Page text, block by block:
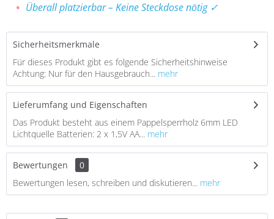
Überall platzierbar – Keine Steckdose nötig ✓
Sicherheitsmerkmale
Für dieses Produkt gibt es folgende Sicherheitshinweise
Achtung: Nur für den Hausgebrauch... mehr
Lieferumfang und Eigenschaften
Das Produkt besteht aus einem Pappelsperrholz 6mm LED
Lichtquelle Batterien: 2 x 1,5V AA... mehr
Bewertungen
0
Bewertungen lesen, schreiben und diskutieren... mehr